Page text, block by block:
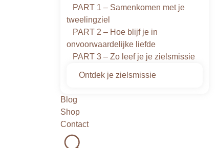
PART 1 – Samenkomen met je
tweelingziel
PART 2 – Hoe blijf je in
onvoorwaardelijke liefde
PART 3 – Zo leef je je zielsmissie
Ontdek je zielsmissie
Blog
Shop
Contact